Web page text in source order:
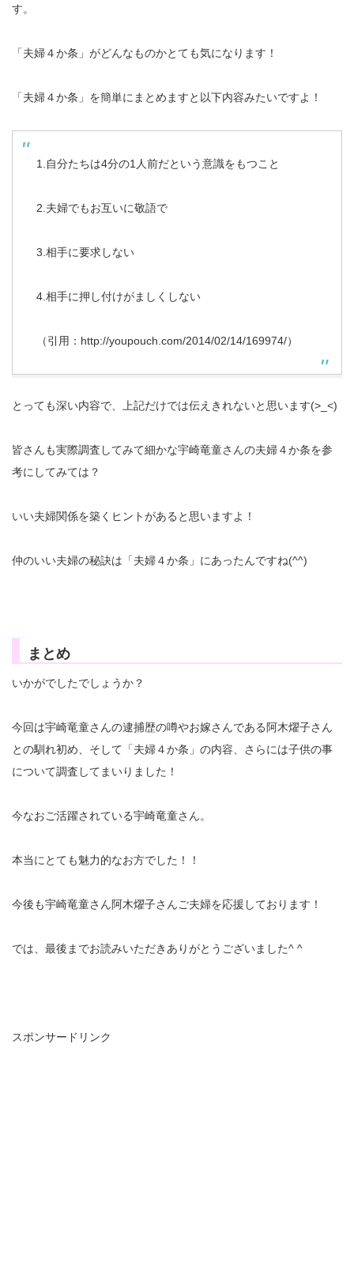
す。
「夫婦４か条」がどんなものかとても気になります！
「夫婦４か条」を簡単にまとめますと以下内容みたいですよ！
1.自分たちは4分の1人前だという意識をもつこと
2.夫婦でもお互いに敬語で
3.相手に要求しない
4.相手に押し付けがましくしない
（引用：http://youpouch.com/2014/02/14/169974/）
とっても深い内容で、上記だけでは伝えきれないと思います(>_<)
皆さんも実際調査してみて細かな宇崎竜童さんの夫婦４か条を参
考にしてみては？
いい夫婦関係を築くヒントがあると思いますよ！
仲のいい夫婦の秘訣は「夫婦４か条」にあったんですね(^^)
まとめ
いかがでしたでしょうか？
今回は宇崎竜童さんの逮捕歴の噂やお嫁さんである阿木燿子さん
との馴れ初め、そして「夫婦４か条」の内容、さらには子供の事
について調査してまいりました！
今なおご活躍されている宇崎竜童さん。
本当にとても魅力的なお方でした！！
今後も宇崎竜童さん阿木燿子さんご夫婦を応援しております！
では、最後までお読みいただきありがとうございました^ ^
スポンサードリンク